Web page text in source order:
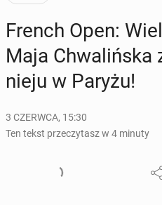
French Open:
Maja Chwa­liń­ska
nie­ju w Paryżu!
3 CZERWCA, 15:30
Ten tekst przeczytasz w 4 minuty